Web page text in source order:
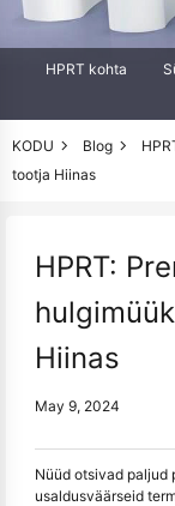
HPRT kohta
KODU Blog
tootja Hiinas
HPRT:
Hiinas
May 9, 2024
Nüüd otsivad paljud
usaldusväärseid